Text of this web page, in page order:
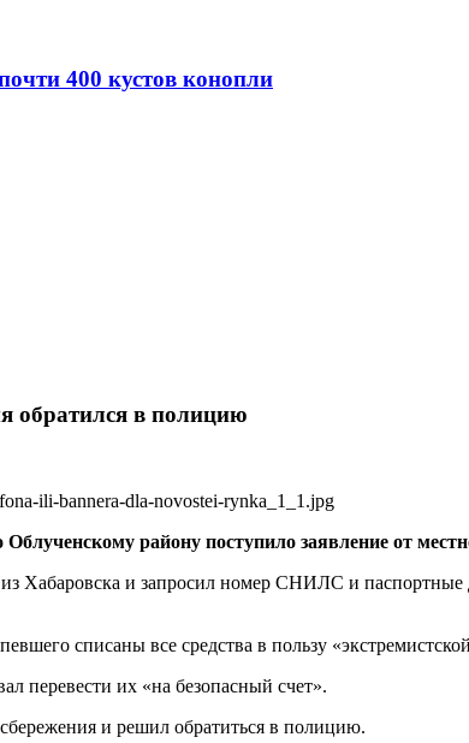
400 кустов конопли
обратился в полицию
району поступило заявление от
Хабаровска и запросил номер СНИЛС и
списаны все средства в пользу
перевести их «на безопасный счет».
и решил обратиться в полицию.